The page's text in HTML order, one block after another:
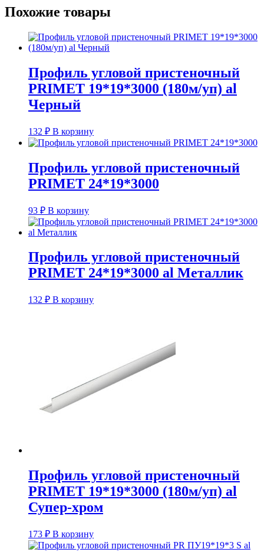
Похожие товары
Профиль угловой пристеночный
PRIMET 19*19*3000 (180м/уп) al
Черный
132 ₽ В корзину
Профиль угловой пристеночный
PRIMET 24*19*3000
93 ₽ В корзину
Профиль угловой пристеночный
PRIMET 24*19*3000 al Металлик
132 ₽ В корзину
Профиль угловой пристеночный
PRIMET 19*19*3000 (180м/уп) al
Супер-хром
173 ₽ В корзину